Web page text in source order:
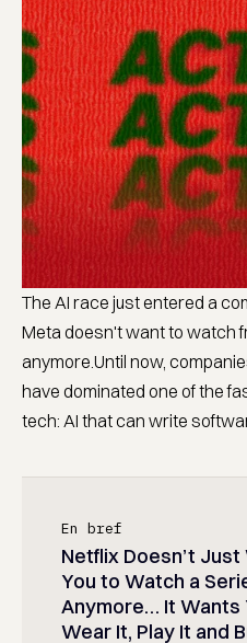
The AI race just entered a
Meta doesn't want to watch
anymore.Until now,
have dominated one of the
tech: AI that can write
En bref
Netflix Doesn’t Just
You to Watch a
Anymore… It Wants
Wear It, Play It and